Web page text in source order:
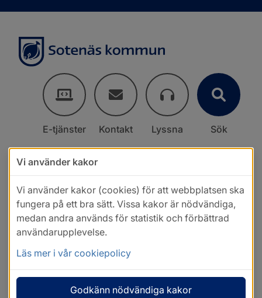
E-tjänster Kontakt Lyssna Sök
Vi använder kakor
Vi använder kakor (cookies) för att webbplatsen ska
fungera på ett bra sätt. Vissa kakor är nödvändiga,
medan andra används för statistik och förbättrad
användarupplevelse.
Läs mer i vår cookiepolicy
Godkänn nödvändiga kakor